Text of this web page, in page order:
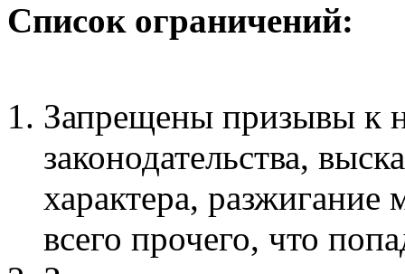
Список ограничений:
Запрещены призывы к
законодательства,
характера,
всего прочего, что